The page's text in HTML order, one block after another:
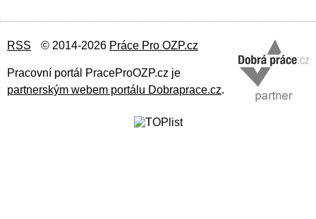
RSS © 2014-2026 Práce Pro OZP.cz
Pracovní portál PraceProOZP.cz je
partnerským webem portálu Dobraprace.cz.